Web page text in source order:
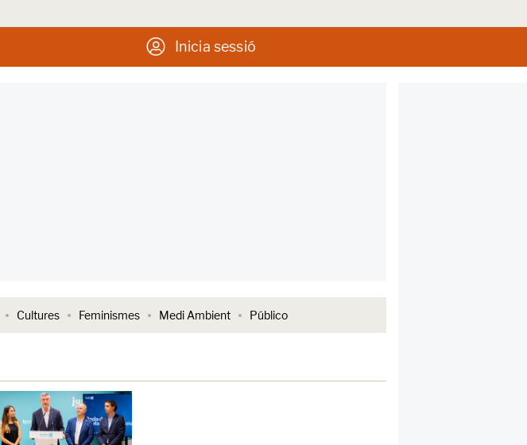
Inicia sessió
Cultures Feminismes Medi Ambient Público